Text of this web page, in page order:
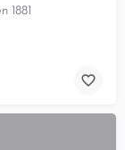
1881